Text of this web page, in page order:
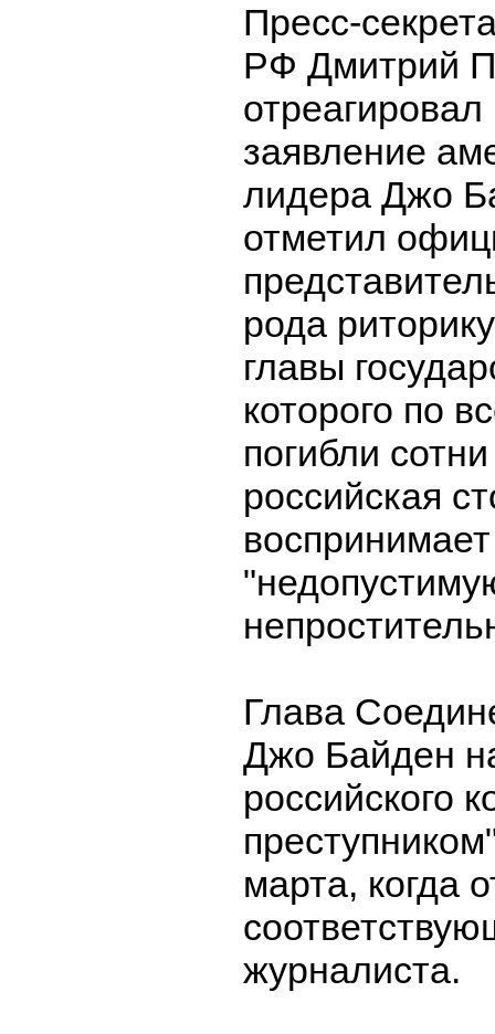
Пресс-
РФ Дмитрий
заявление
лидера Джо
отметил
рода
главы
которого по
погибли
российская
воспринимает
Глава
Джо Байден
российского
марта, когда
журналиста.